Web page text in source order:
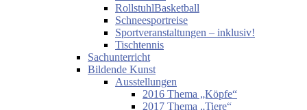
RollstuhlBasketball
Schneesportreise
Sportveranstaltungen – inklusiv!
Tischtennis
Sachunterricht
Bildende Kunst
Ausstellungen
2016 Thema „Köpfe“
2017 Thema „Tiere“